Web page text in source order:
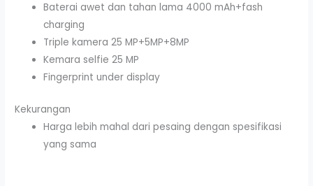
Baterai awet dan tahan lama 4000 mAh+fash
charging
Triple kamera 25 MP+5MP+8MP
Kemara selfie 25 MP
Fingerprint under display
Kekurangan
Harga lebih mahal dari pesaing dengan spesifikasi
yang sama